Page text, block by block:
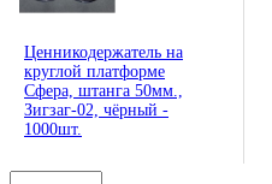
Ценникодержатель на
круглой платформе
Сфера, штанга 50мм.,
Зигзаг-02, чёрный -
1000шт.